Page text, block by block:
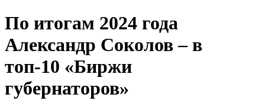
По итогам 2024 года
Александр Соколов – в
топ-10 «Биржи
губернаторов»